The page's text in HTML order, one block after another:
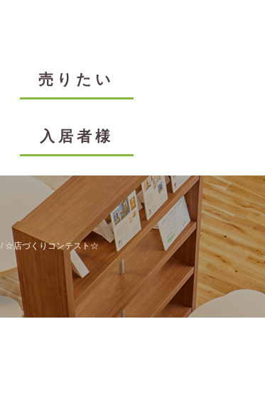
売りたい
入居者様
/ ☆店づくりコンテスト☆